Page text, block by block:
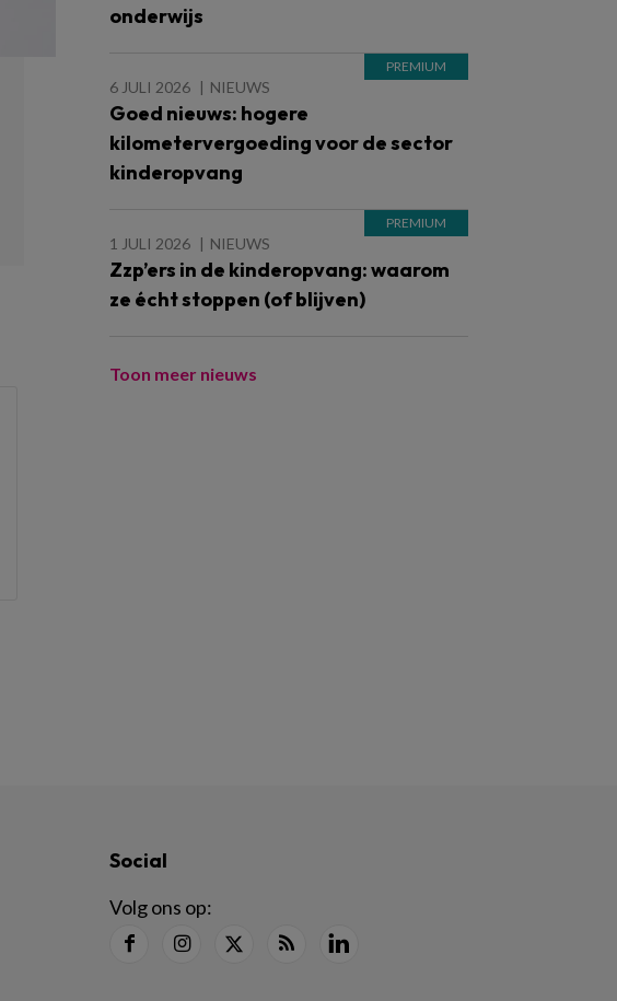
onderwijs
6 JULI 2026 NIEUWS
Goed nieuws: hogere
kilometervergoeding voor de sector
kinderopvang
1 JULI 2026 NIEUWS
Zzp’ers in de kinderopvang: waarom
ze écht stoppen (of blijven)
Toon meer nieuws
Social
Volg ons op: